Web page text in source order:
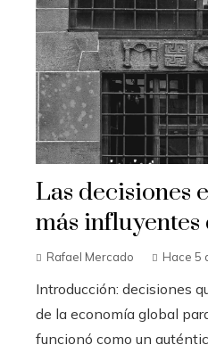
Las decisiones
más
Rafael Mercado Hace 5
Introducción: decisiones
de la economía global
funcionó como un